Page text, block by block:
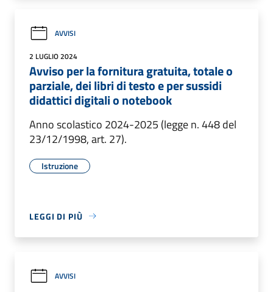
AVVISI
2 LUGLIO 2024
Avviso per la fornitura gratuita, totale o
parziale, dei libri di testo e per sussidi
didattici digitali o notebook
Anno scolastico 2024-2025 (legge n. 448 del
23/12/1998, art. 27).
Istruzione
LEGGI DI PIÙ
AVVISI